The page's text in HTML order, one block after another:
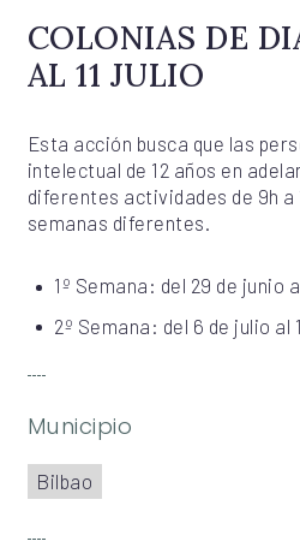
COLONIAS DE
AL 11 JULIO
Esta acción busca que las
intelectual de 12 años en
diferentes actividades de 9h a
semanas diferentes.
1º Semana: del 29 de junio
2º Semana: del 6 de julio al
Municipio
Bilbao